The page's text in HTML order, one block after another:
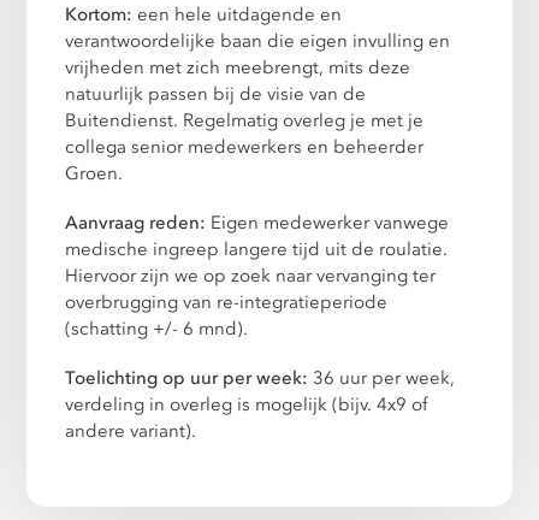
Kortom: een hele uitdagende en
verantwoordelijke baan die eigen invulling en
vrijheden met zich meebrengt, mits deze
natuurlijk passen bij de visie van de
Buitendienst. Regelmatig overleg je met je
collega senior medewerkers en beheerder
Groen.
Aanvraag reden: Eigen medewerker vanwege
medische ingreep langere tijd uit de roulatie.
Hiervoor zijn we op zoek naar vervanging ter
overbrugging van re-integratieperiode
(schatting +/- 6 mnd).
Toelichting op uur per week: 36 uur per week,
verdeling in overleg is mogelijk (bijv. 4x9 of
andere variant).